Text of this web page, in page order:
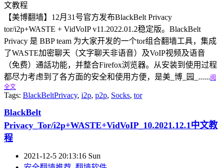
【美博翻墙】12月31号官方发布BlackBelt Privacy
tor/i2p+WASTE + VidVoIP v11.2022.01.2稳定版。BlackBelt
Privacy 是 BBP team 为大家开发的一个tor组合翻墙工具，集成
了WASTE加密聊天（文字聊天非语音）及VoIP视频及语音
（免费）通話功能，并整合Firefox浏览器。从安装到使用过程
都尽力考虑到了各方面的安全和使用方便，是美_博_园_......阅
全文
Tags: BlackBeltPrivacy, i2p, p2p, Socks, tor
BlackBelt
Privacy_Tor/i2p+WASTE+VidVoIP_10.2021.12.1中文教
程
2021-12-5 20:13:16 Sun